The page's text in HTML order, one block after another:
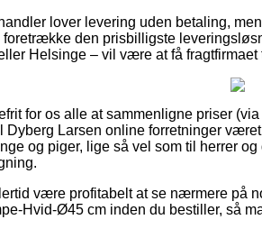
lover levering uden betaling,
foretrække den prisbilligste
Helsinge – vil være at få
for os alle at sammenligne priser
Dyberg Larsen online forretninger
og piger, lige så vel som til herrer
være profitabelt at se nærmere på
Hvid-Ø45 cm inden du bestiller, så